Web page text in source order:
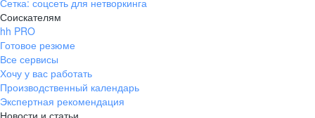
pr@krd.hh.ru
Владивосток
пер. Ланинский д. 4, офис 3.4
+7 423 202-33-28
pr@dv.hh.ru
Сетка: соцсеть для нетворкинга
Соискателям
hh PRO
Готовое резюме
Все сервисы
Хочу у вас работать
Производственный календарь
Экспертная рекомендация